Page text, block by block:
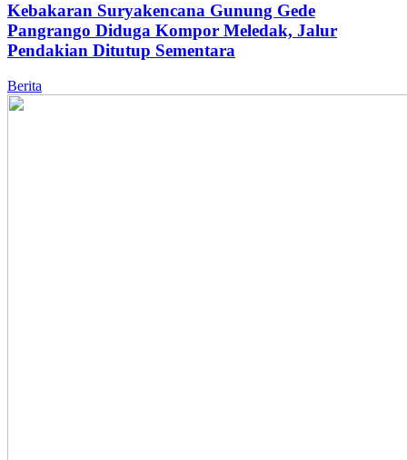
Kebakaran Suryakencana Gunung Gede
Pangrango Diduga Kompor Meledak, Jalur
Pendakian Ditutup Sementara
Berita